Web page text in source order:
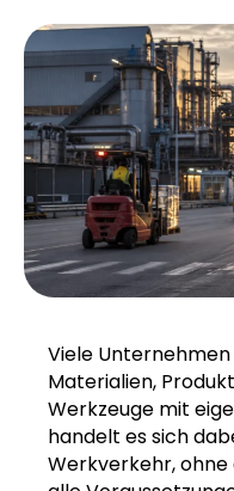
Viele
Materialien,
Werkzeuge mit
handelt es sich
Werkverkehr,